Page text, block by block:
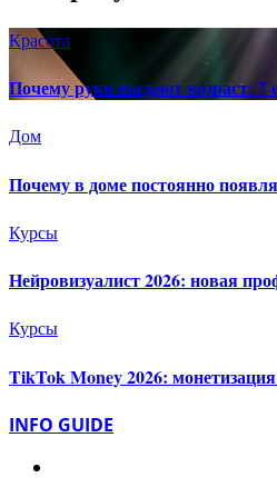
Красота
Почему руки выдают возраст:
Дом
Почему в доме постоянно
Курсы
Нейровизуалист 2026: новая
Курсы
TikTok Money 2026:
INFO GUIDE